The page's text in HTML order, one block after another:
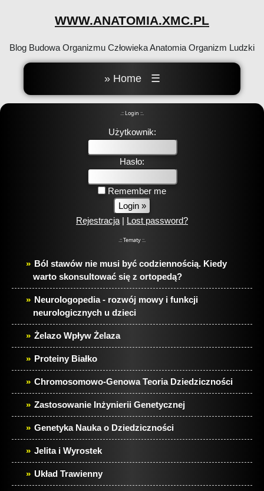
WWW.ANATOMIA.XMC.PL
Blog Budowa Organizmu Człowieka Anatomia Organizm Ludzki
» Home ☰
.:: Login ::.
Użytkownik:
Hasło:
Remember me
Rejestracja | Lost password?
.:: Tematy ::.
Ból stawów nie musi być codziennością. Kiedy
warto skonsultować się z ortopedą?
Neurologopedia - rozwój mowy i funkcji
neurologicznych u dzieci
Żelazo Wpływ Żelaza
Proteiny Białko
Chromosomowo-Genowa Teoria Dziedziczności
Zastosowanie Inżynierii Genetycznej
Genetyka Nauka o Dziedziczności
Jelita i Wyrostek
Układ Trawienny